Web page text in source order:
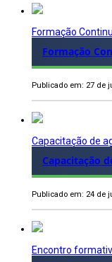
Formação
Formação
Publicado em: 27 de
Capacitação de
Capacitação
Publicado em: 24 de
Encontro